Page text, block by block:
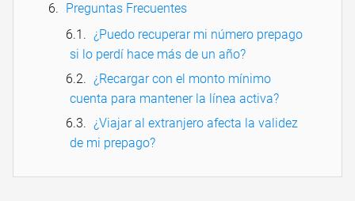
Preguntas Frecuentes
¿Puedo recuperar mi número prepago
si lo perdí hace más de un año?
¿Recargar con el monto mínimo
cuenta para mantener la línea activa?
¿Viajar al extranjero afecta la validez
de mi prepago?